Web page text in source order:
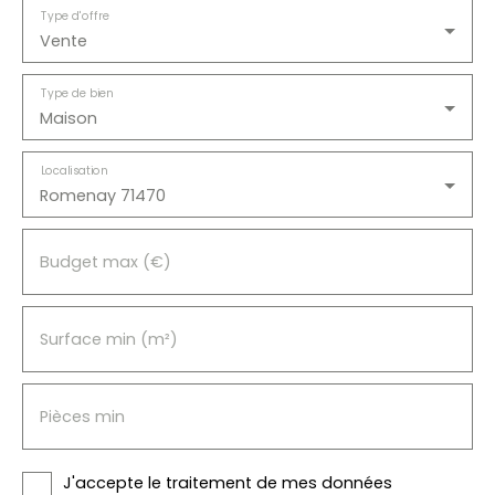
Vente
Type d'offre
Maison
Type de bien
Romenay 71470
Localisation
Budget max (€)
Surface min (m²)
Pièces min
J'accepte le traitement de mes données